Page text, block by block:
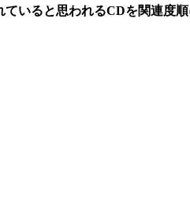
ていると思われるCDを関連度